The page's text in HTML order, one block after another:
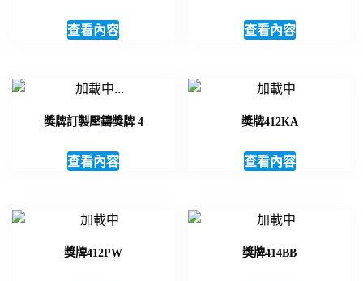
查看內容 查看內容
獎牌訂製壓鑄獎牌 4
查看內容
獎牌412KA
查看內容
獎牌412PW 獎牌414BB